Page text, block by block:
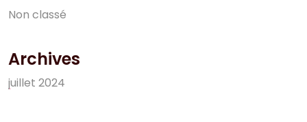
Non classé
Archives
juillet 2024